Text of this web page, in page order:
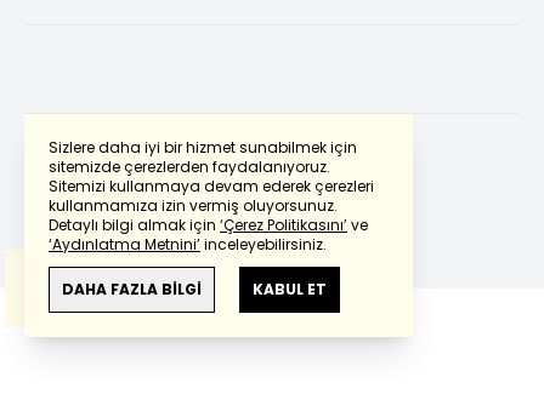
Sizlere daha iyi bir hizmet sunabilmek için
sitemizde çerezlerden faydalanıyoruz.
Sitemizi kullanmaya devam ederek çerezleri
kullanmamıza izin vermiş oluyorsunuz.
Detaylı bilgi almak için ‘Çerez Politikasını’ve
‘Aydınlatma Metnini’inceleyebilirsiniz.
DAHA FAZLA BİLGİ KABUL ET
Powered by Translate
Bu çevirideGoogle Transletekullanılmıştır.
Anlam ve çeviri hatalarından
haberturk.com
sorumlu değildir.